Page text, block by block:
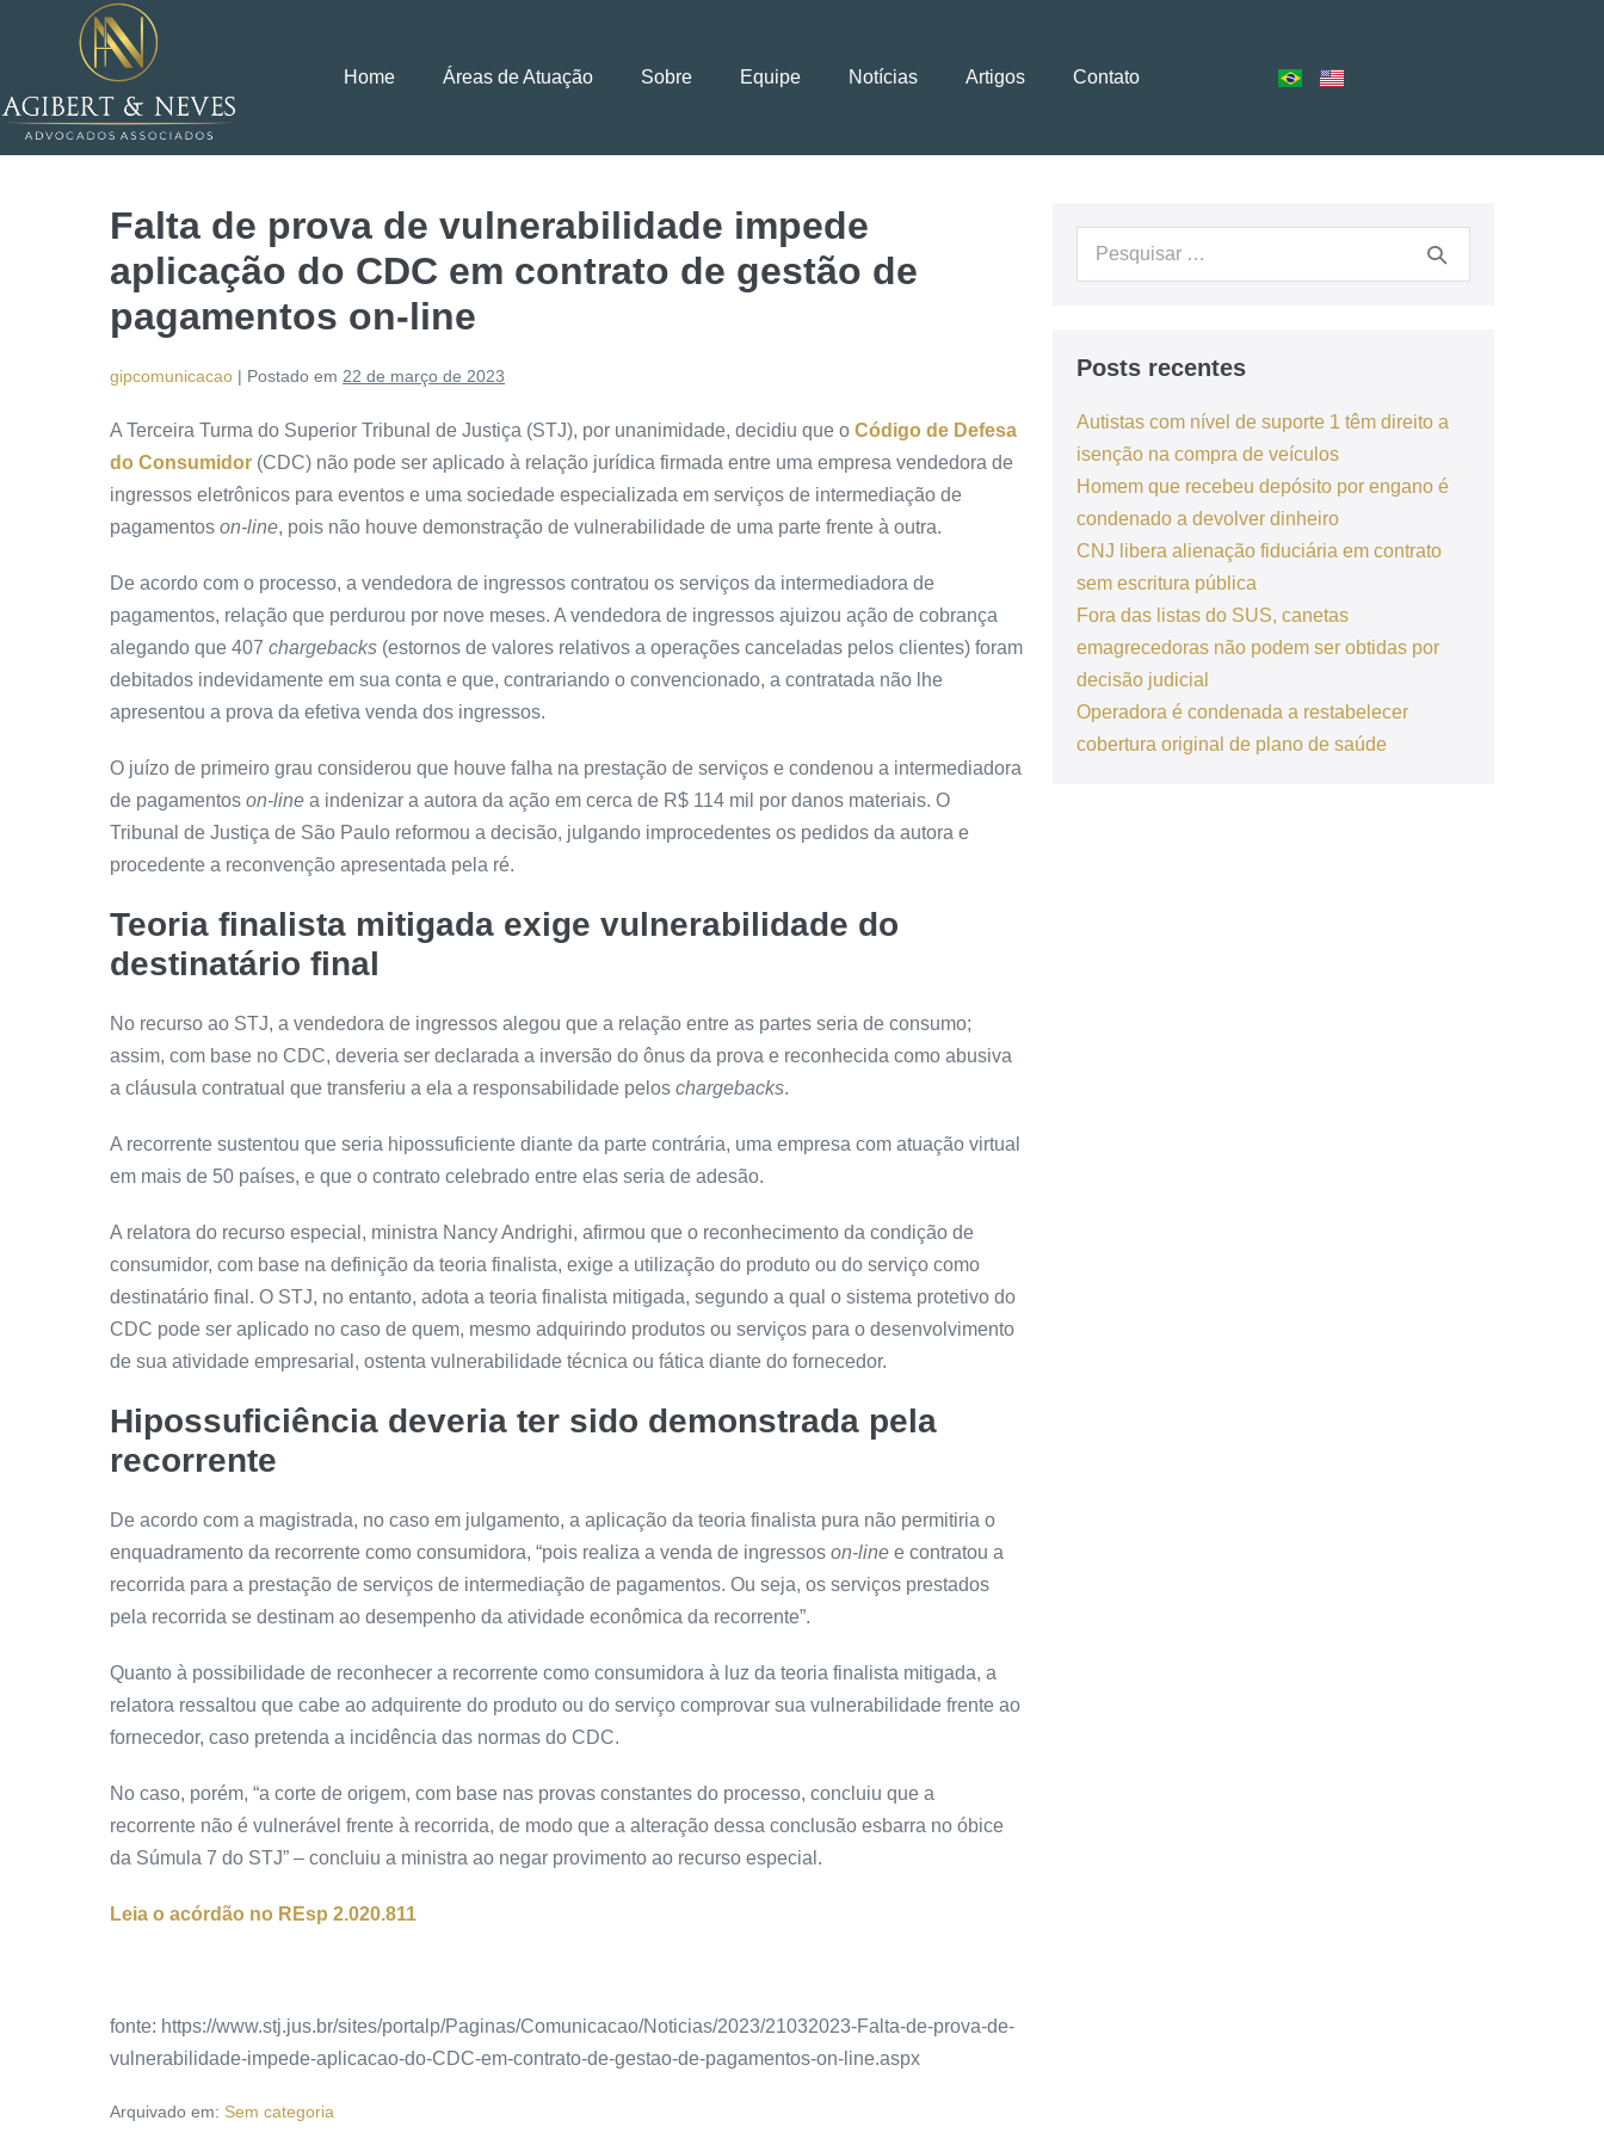
Home Áreas de Atuação Sobre Equipe Notícias Artigos Contato
Falta de prova de vulnerabilidade impede
aplicação do CDC em contrato de gestão de
pagamentos on-line
gipcomunicacao | Postado em 22 de março de 2023
A Terceira Turma do Superior Tribunal de Justiça (STJ), por unanimidade, decidiu que o Código de Defesa
do Consumidor (CDC) não pode ser aplicado à relação jurídica firmada entre uma empresa vendedora de
ingressos eletrônicos para eventos e uma sociedade especializada em serviços de intermediação de
pagamentos on-line, pois não houve demonstração de vulnerabilidade de uma parte frente à outra.
De acordo com o processo, a vendedora de ingressos contratou os serviços da intermediadora de
pagamentos, relação que perdurou por nove meses. A vendedora de ingressos ajuizou ação de cobrança
alegando que 407 chargebacks (estornos de valores relativos a operações canceladas pelos clientes) foram
debitados indevidamente em sua conta e que, contrariando o convencionado, a contratada não lhe
apresentou a prova da efetiva venda dos ingressos.
O juízo de primeiro grau considerou que houve falha na prestação de serviços e condenou a intermediadora
de pagamentos on-line a indenizar a autora da ação em cerca de R$ 114 mil por danos materiais. O
Tribunal de Justiça de São Paulo reformou a decisão, julgando improcedentes os pedidos da autora e
procedente a reconvenção apresentada pela ré.
Teoria finalista mitigada exige vulnerabilidade do
destinatário final
No recurso ao STJ, a vendedora de ingressos alegou que a relação entre as partes seria de consumo;
assim, com base no CDC, deveria ser declarada a inversão do ônus da prova e reconhecida como abusiva
a cláusula contratual que transferiu a ela a responsabilidade pelos chargebacks.
A recorrente sustentou que seria hipossuficiente diante da parte contrária, uma empresa com atuação virtual
em mais de 50 países, e que o contrato celebrado entre elas seria de adesão.
A relatora do recurso especial , ministra Nancy Andrighi, afirmou que o reconhecimento da condição de
consumidor, com base na definição da teoria finalista, exige a utilização do produto ou do serviço como
destinatário final. O STJ, no entanto, adota a teoria finalista mitigada, segundo a qual o sistema protetivo do
CDC pode ser aplicado no caso de quem, mesmo adquirindo produtos ou serviços para o desenvolvimento
de sua atividade empresarial, ostenta vulnerabilidade técnica ou fática diante do fornecedor.
Hipossuficiência deveria ter sido demonstrada pela
recorrente
De acordo com a magistrada, no caso em julgamento, a aplicação da teoria finalista pura não permitiria o
enquadramento da recorrente como consumidora, “pois realiza a venda de ingressos on-line e contratou a
recorrida para a prestação de serviços de intermediação de pagamentos. Ou seja, os serviços prestados
pela recorrida se destinam ao desempenho da atividade econômica da recorrente”.
Quanto à possibilidade de reconhecer a recorrente como consumidora à luz da teoria finalista mitigada, a
relatora ressaltou que cabe ao adquirente do produto ou do serviço comprovar sua vulnerabilidade frente ao
fornecedor, caso pretenda a incidência das normas do CDC.
No caso, porém, “a corte de origem, com base nas provas constantes do processo, concluiu que a
recorrente não é vulnerável frente à recorrida, de modo que a alteração dessa conclusão esbarra no óbice
da Súmula 7 do STJ” – concluiu a ministra ao negar provimento ao recurso especial .
Leia o acórdão no REsp 2.020.811
fonte: https://www.stj.jus.br/sites/portalp/Paginas/Comunicacao/Noticias/2023/21032023-Falta-de-prova-de-
vulnerabilidade-impede-aplicacao-do-CDC-em-contrato-de-gestao-de-pagamentos-on-line.aspx
Arquivado em: Sem categoria
Posts recentes
Autistas com nível de suporte 1 têm direito a
isenção na compra de veículos
Homem que recebeu depósito por engano é
condenado a devolver dinheiro
CNJ libera alienação fiduciária em contrato
sem escritura pública
Fora das listas do SUS, canetas
emagrecedoras não podem ser obtidas por
decisão judicial
Operadora é condenada a restabelecer
cobertura original de plano de saúde